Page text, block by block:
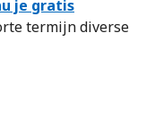
je gratis
termijn diverse